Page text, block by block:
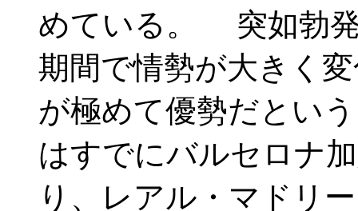
めている。 突如勃発
期間で情勢が大きく
が極めて優勢だとい
はすでにバルセロナ
り、レアル・マドリ